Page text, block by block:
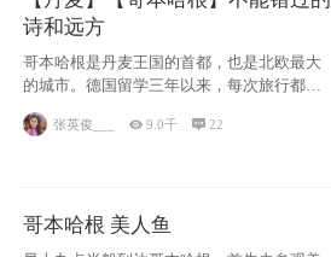
诗和远方
哥本哈根是丹麦王国的首都，也是北欧最大
的城市。德国留学三年以来，每次旅行都是
张英俊___ 9.0千 22
哥本哈根 美人鱼